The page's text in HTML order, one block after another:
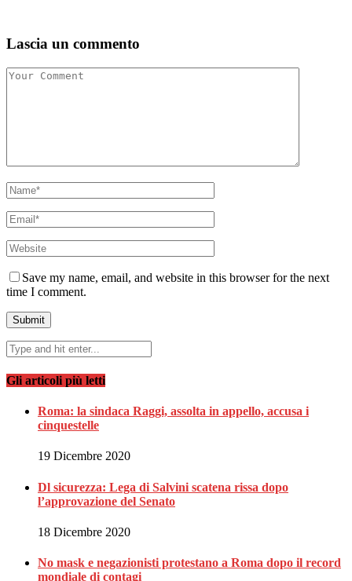
Lascia un commento
Save my name, email, and website in this browser for the next
time I comment.
Gli articoli più letti
Roma: la sindaca Raggi, assolta in appello, accusa i
cinquestelle
19 Dicembre 2020
Dl sicurezza: Lega di Salvini scatena rissa dopo
l’approvazione del Senato
18 Dicembre 2020
No mask e negazionisti protestano a Roma dopo il record
mondiale di contagi